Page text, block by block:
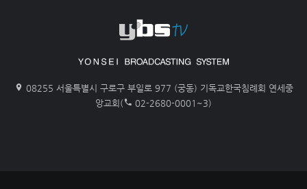
08255 서울특별시 구로구 부일로 977 (궁동) 기독교한국침례회 연세중
앙교회(
02-2680-0001~3)